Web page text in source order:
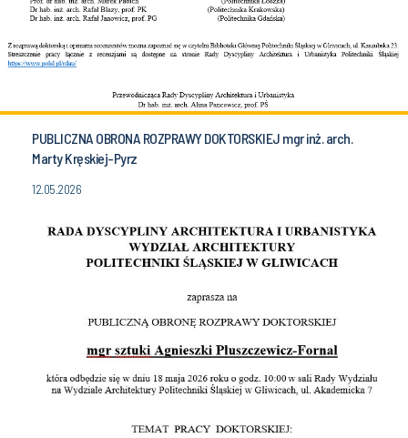
PUBLICZNA OBRONA ROZPRAWY DOKTORSKIEJ mgr inż. arch.
Marty Kręskiej-Pyrz
12.05.2026